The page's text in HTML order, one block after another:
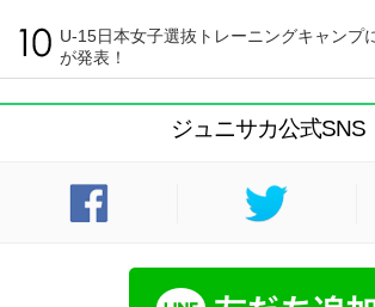
U-15日本女子選抜トレーニングキャンプ
が発表！
ジュニサカ公式SNS